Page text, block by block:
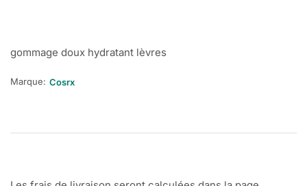
gommage doux hydratant lèvres
Marque: Cosrx